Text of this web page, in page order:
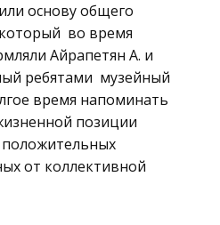
основу общего
во время
Айрапетян А. и
ребятами музейный
время напоминать
позиции
положительных
от коллективной